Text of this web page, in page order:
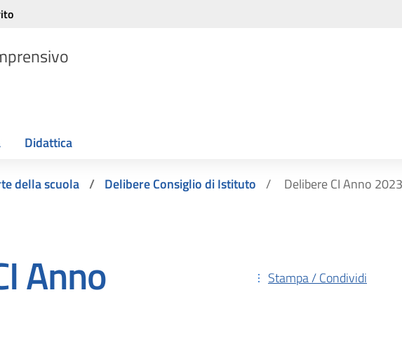
Didattica
della scuola Delibere Consiglio di Istituto Delibere CI Anno 2023
Anno Stampa / Condividi